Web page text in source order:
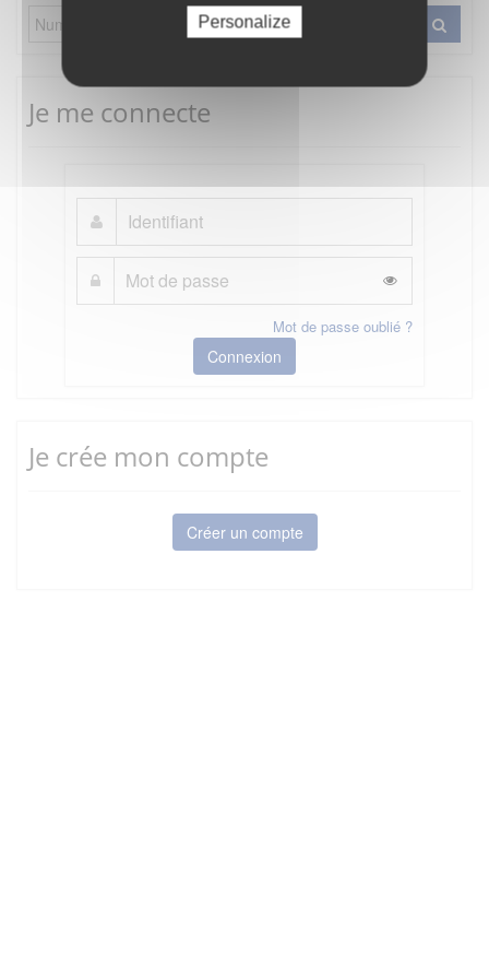
Personalize
Je me connecte
Mot de passe oublié ?
Connexion
Je crée mon compte
Créer un compte